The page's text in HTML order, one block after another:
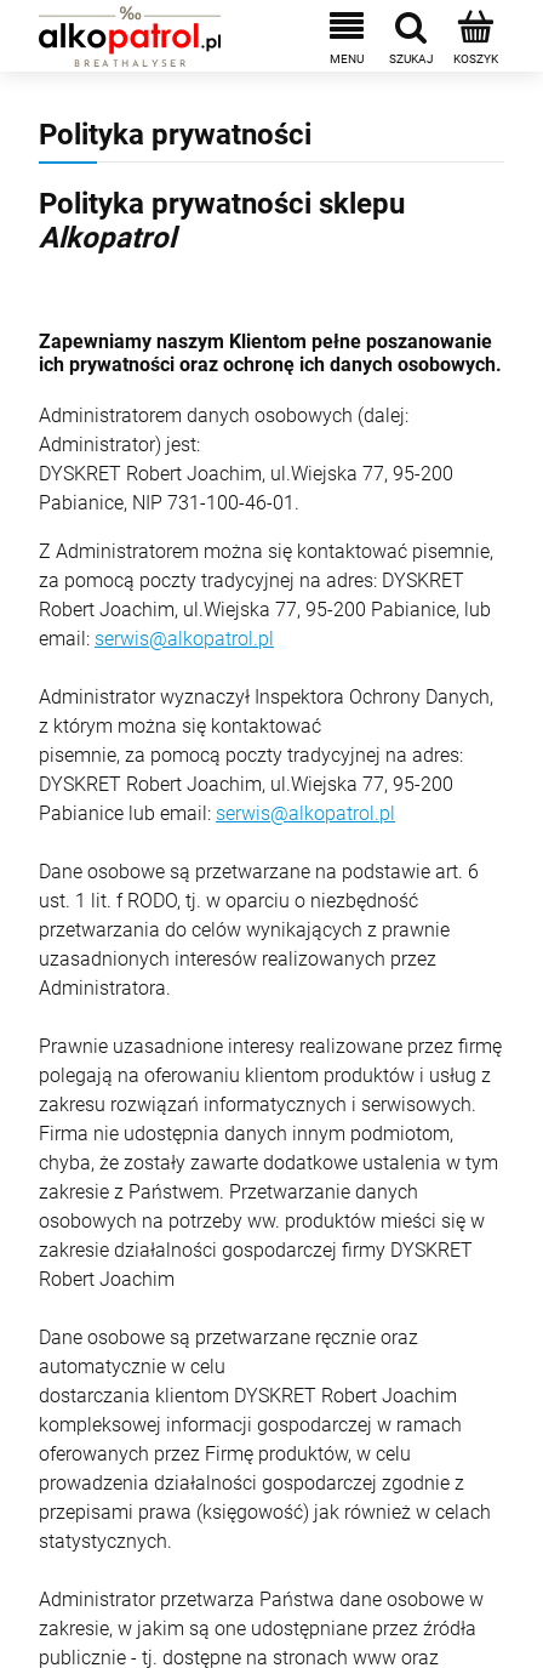
Polityka prywatności
Polityka prywatności sklepu
Alkopatrol
Zapewniamy naszym Klientom pełne poszanowanie
ich prywatności oraz ochronę ich danych osobowych.
Administratorem danych osobowych (dalej:
Administrator) jest:
DYSKRET Robert Joachim, ul.Wiejska 77, 95-200
Pabianice, NIP 731-100-46-01.
Z Administratorem można się kontaktować pisemnie,
za pomocą poczty tradycyjnej na adres: DYSKRET
Robert Joachim, ul.Wiejska 77, 95-200 Pabianice, lub
email: serwis@alkopatrol.pl
Administrator wyznaczył Inspektora Ochrony Danych,
z którym można się kontaktować
pisemnie, za pomocą poczty tradycyjnej na adres:
DYSKRET Robert Joachim, ul.Wiejska 77, 95-200
Pabianice lub email: serwis@alkopatrol.pl
Dane osobowe są przetwarzane na podstawie art. 6
ust. 1 lit. f RODO, tj. w oparciu o niezbędność
przetwarzania do celów wynikających z prawnie
uzasadnionych interesów realizowanych przez
Administratora.
Prawnie uzasadnione interesy realizowane przez firmę
polegają na oferowaniu klientom produktów i usług z
zakresu rozwiązań informatycznych i serwisowych.
Firma nie udostępnia danych innym podmiotom,
chyba, że zostały zawarte dodatkowe ustalenia w tym
zakresie z Państwem. Przetwarzanie danych
osobowych na potrzeby ww. produktów mieści się w
zakresie działalności gospodarczej firmy DYSKRET
Robert Joachim
Dane osobowe są przetwarzane ręcznie oraz
automatycznie w celu
dostarczania klientom DYSKRET Robert Joachim
kompleksowej informacji gospodarczej w ramach
oferowanych przez Firmę produktów, w celu
prowadzenia działalności gospodarczej zgodnie z
przepisami prawa (księgowość) jak również w celach
statystycznych.
Administrator przetwarza Państwa dane osobowe w
zakresie, w jakim są one udostępniane przez źródła
publicznie - tj. dostępne na stronach www oraz